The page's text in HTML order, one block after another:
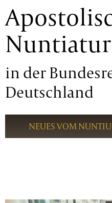
Nuntiatur
in der
Deutschland
NEUES VOM